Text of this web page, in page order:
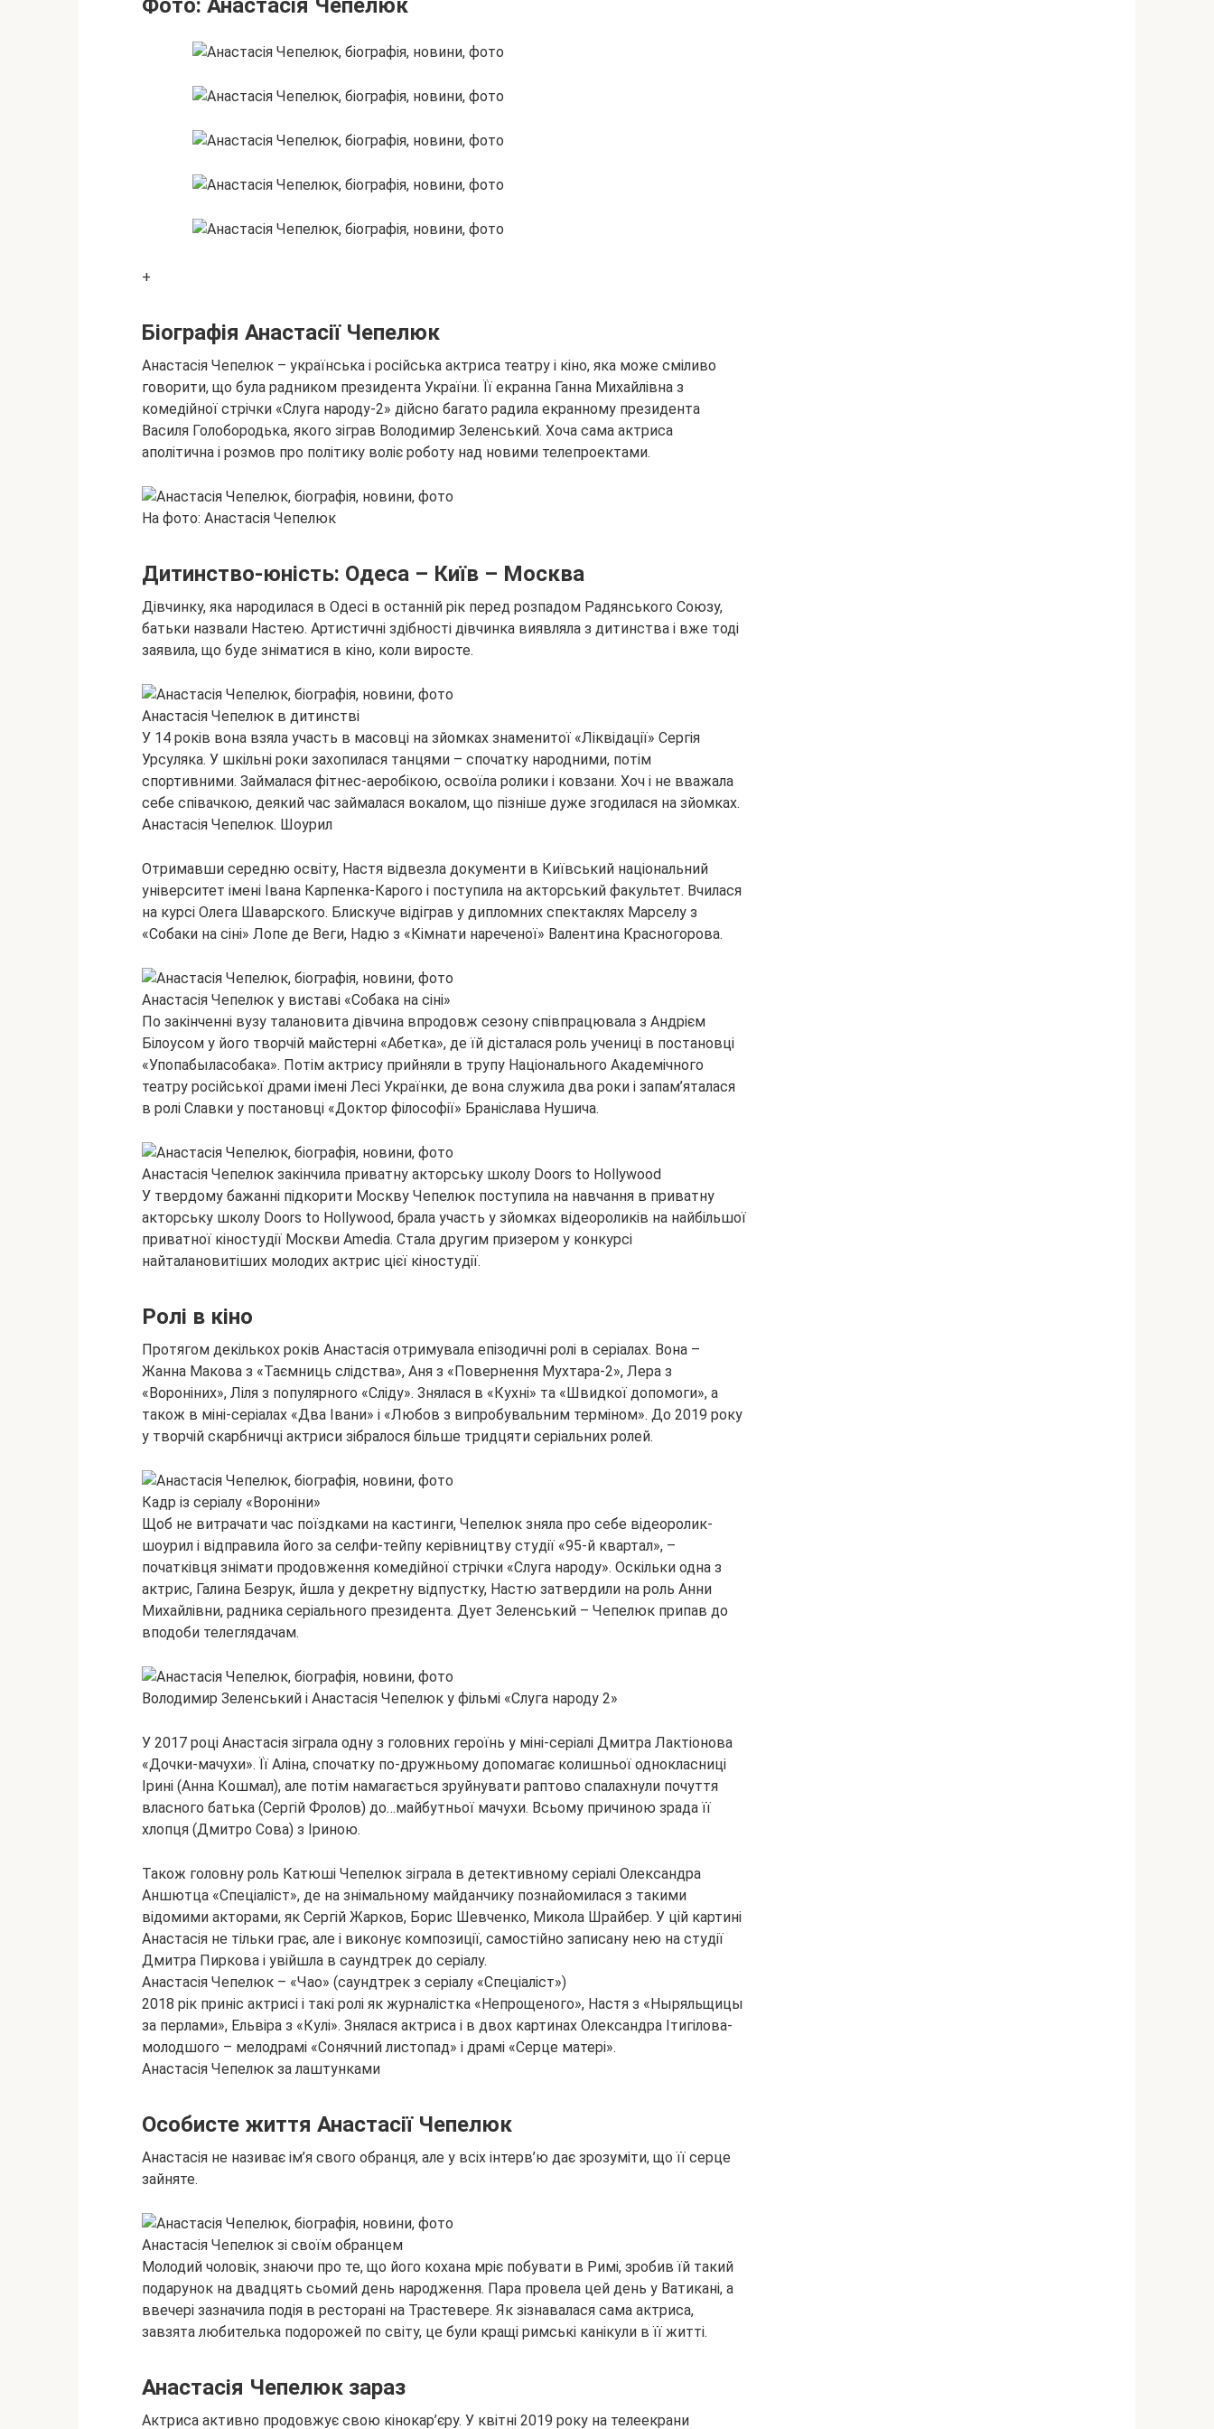
Фото: Анастасія Чепелюк
+
Біографія Анастасії Чепелюк
Анастасія Чепелюк – українська і російська актриса театру і кіно, яка може сміливо
говорити, що була радником президента України. Її екранна Ганна Михайлівна з
комедійної стрічки «Слуга народу-2» дійсно багато радила екранному президента
Василя Голобородька, якого зіграв Володимир Зеленський. Хоча сама актриса
аполітична і розмов про політику воліє роботу над новими телепроектами.
На фото: Анастасія Чепелюк
Дитинство-юність: Одеса – Київ – Москва
Дівчинку, яка народилася в Одесі в останній рік перед розпадом Радянського Союзу,
батьки назвали Настею. Артистичні здібності дівчинка виявляла з дитинства і вже тоді
заявила, що буде зніматися в кіно, коли виросте.
Анастасія Чепелюк в дитинстві
У 14 років вона взяла участь в масовці на зйомках знаменитої «Ліквідації» Сергія
Урсуляка. У шкільні роки захопилася танцями – спочатку народними, потім
спортивними. Займалася фітнес-аеробікою, освоїла ролики і ковзани. Хоч і не вважала
себе співачкою, деякий час займалася вокалом, що пізніше дуже згодилася на зйомках.
Анастасія Чепелюк. Шоурил
Отримавши середню освіту, Настя відвезла документи в Київський національний
університет імені Івана Карпенка-Карого і поступила на акторський факультет. Вчилася
на курсі Олега Шаварского. Блискуче відіграв у дипломних спектаклях Марселу з
«Собаки на сіні» Лопе де Веги, Надю з «Кімнати нареченої» Валентина Красногорова.
Анастасія Чепелюк у виставі «Собака на сіні»
По закінченні вузу талановита дівчина впродовж сезону співпрацювала з Андрієм
Білоусом у його творчій майстерні «Абетка», де їй дісталася роль учениці в постановці
«Упопабыласобака». Потім актрису прийняли в трупу Національного Академічного
театру російської драми імені Лесі Українки, де вона служила два роки і запам’яталася
в ролі Славки у постановці «Доктор філософії» Браніслава Нушича.
Анастасія Чепелюк закінчила приватну акторську школу Doors to Hollywood
У твердому бажанні підкорити Москву Чепелюк поступила на навчання в приватну
акторську школу Doors to Hollywood, брала участь у зйомках відеороликів на найбільшої
приватної кіностудії Москви Amedia. Стала другим призером у конкурсі
найталановитіших молодих актрис цієї кіностудії.
Ролі в кіно
Протягом декількох років Анастасія отримувала епізодичні ролі в серіалах. Вона –
Жанна Макова з «Таємниць слідства», Аня з «Повернення Мухтара-2», Лера з
«Вороніних», Ліля з популярного «Сліду». Знялася в «Кухні» та «Швидкої допомоги», а
також в міні-серіалах «Два Івани» і «Любов з випробувальним терміном». До 2019 року
у творчій скарбничці актриси зібралося більше тридцяти серіальних ролей.
Кадр із серіалу «Вороніни»
Щоб не витрачати час поїздками на кастинги, Чепелюк зняла про себе відеоролик-
шоурил і відправила його за селфи-тейпу керівництву студії «95-й квартал», –
початківця знімати продовження комедійної стрічки «Слуга народу». Оскільки одна з
актрис, Галина Безрук, йшла у декретну відпустку, Настю затвердили на роль Анни
Михайлівни, радника серіального президента. Дует Зеленський – Чепелюк припав до
вподоби телеглядачам.
Володимир Зеленський і Анастасія Чепелюк у фільмі «Слуга народу 2»
У 2017 році Анастасія зіграла одну з головних героїнь у міні-серіалі Дмитра Лактіонова
«Дочки-мачухи». Її Аліна, спочатку по-дружньому допомагає колишньої однокласниці
Ірині (Анна Кошмал), але потім намагається зруйнувати раптово спалахнули почуття
власного батька (Сергій Фролов) до…майбутньої мачухи. Всьому причиною зрада її
хлопця (Дмитро Сова) з Іриною.
Також головну роль Катюші Чепелюк зіграла в детективному серіалі Олександра
Аншютца «Спеціаліст», де на знімальному майданчику познайомилася з такими
відомими акторами, як Сергій Жарков, Борис Шевченко, Микола Шрайбер. У цій картині
Анастасія не тільки грає, але і виконує композиції, самостійно записану нею на студії
Дмитра Пиркова і увійшла в саундтрек до серіалу.
Анастасія Чепелюк – «Чао» (саундтрек з серіалу «Спеціаліст»)
2018 рік приніс актрисі і такі ролі як журналістка «Непрощеного», Настя з «Ныряльщицы
за перлами», Ельвіра з «Кулі». Знялася актриса і в двох картинах Олександра Ітигілова-
молодшого – мелодрамі «Сонячний листопад» і драмі «Серце матері».
Анастасія Чепелюк за лаштунками
Особисте життя Анастасії Чепелюк
Анастасія не називає ім’я свого обранця, але у всіх інтерв’ю дає зрозуміти, що її серце
зайняте.
Анастасія Чепелюк зі своїм обранцем
Молодий чоловік, знаючи про те, що його кохана мріє побувати в Римі, зробив їй такий
подарунок на двадцять сьомий день народження. Пара провела цей день у Ватикані, а
ввечері зазначила подія в ресторані на Трастевере. Як зізнавалася сама актриса,
завзята любителька подорожей по світу, це були кращі римські канікули в її житті.
Анастасія Чепелюк зараз
Актриса активно продовжує свою кінокар’єру. У квітні 2019 року на телеекрани